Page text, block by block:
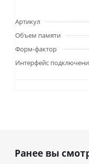
Артикул
Объем памяти
Форм-фактор
Интерфейс
Ранее вы